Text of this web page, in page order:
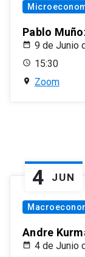
Pablo
9 de Junio
15:30
Zoom
4 JUN
Andre
4 de Junio